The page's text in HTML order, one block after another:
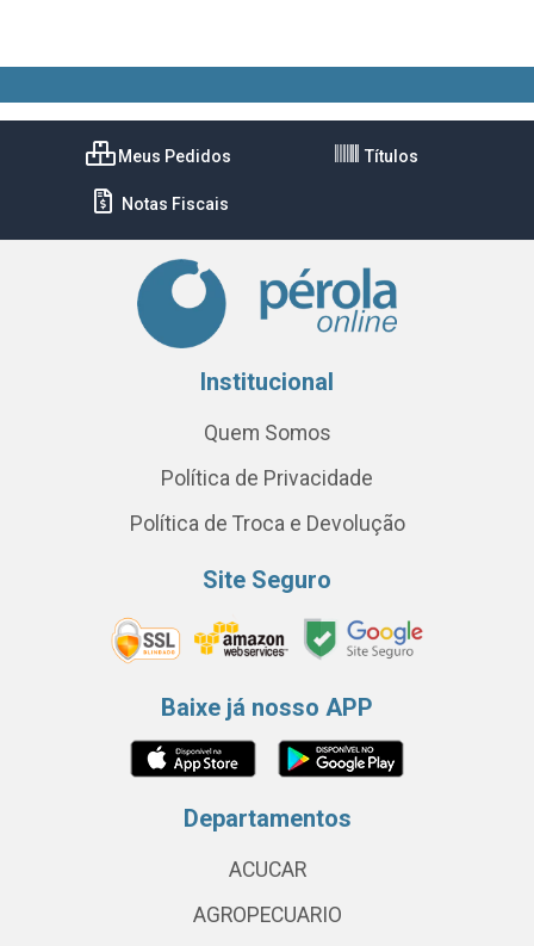
Meus Pedidos Títulos
Notas Fiscais
Institucional
Quem Somos
Política de Privacidade
Política de Troca e Devolução
Site Seguro
Baixe já nosso APP
Departamentos
ACUCAR
AGROPECUARIO